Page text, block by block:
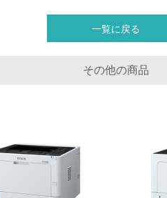
生物多様性保全
関する取り組み（例：森林保全活
リティの確認等）を行っている
動を行い、自治体や地域団体の活動
一覧に戻る
その他の商品